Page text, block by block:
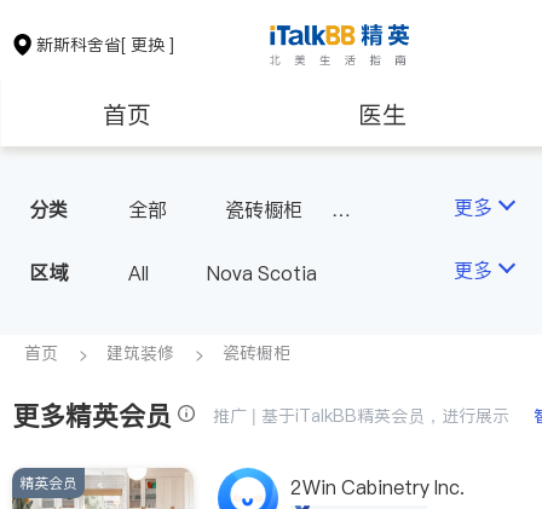
新斯科舍省[ 更换 ]
首页 医生
建筑装修
分类 全部
瓷砖橱柜
更多
区域 All Nova Scotia 更多
首页 建筑装修 瓷砖橱柜
更多精英会员 推广 | 基于iTalkBB精英会员，进行展示
精英会员 2Win Cabinetry Inc.